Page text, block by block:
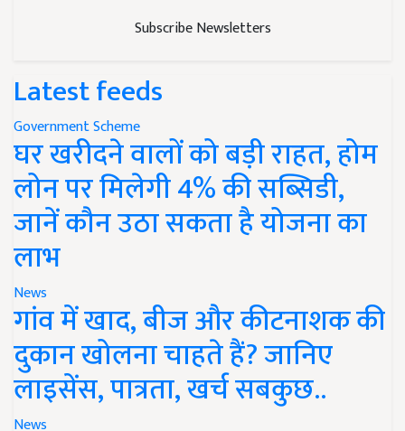
Subscribe Newsletters
Latest feeds
Government Scheme
घर खरीदने वालों को बड़ी राहत, होम
लोन पर मिलेगी 4% की सब्सिडी,
जानें कौन उठा सकता है योजना का
लाभ
News
गांव में खाद, बीज और कीटनाशक की
दुकान खोलना चाहते हैं? जानिए
लाइसेंस, पात्रता, खर्च सबकुछ..
News